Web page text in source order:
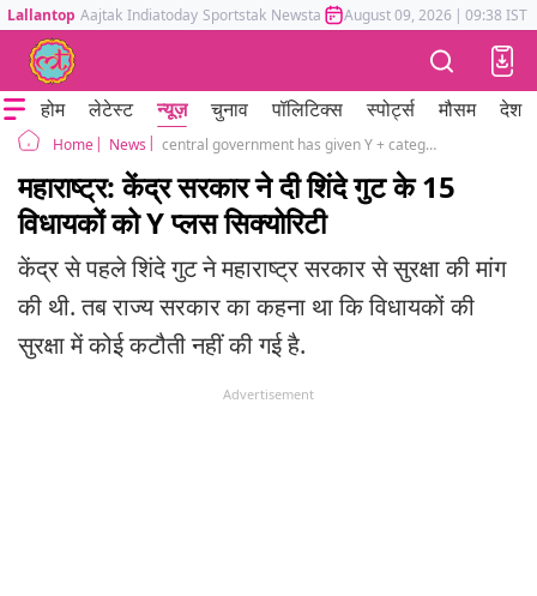
Lallantop Aajtak Indiatoday Sportstak Newstak Mumbai Tak Astrotak
August 09, 2026 | 09:38 IST
होम लेटेस्ट न्यूज़ चुनाव पॉलिटिक्स स्पोर्ट्स मौसम देश
Home News central government has given Y + category security to 15 MLAs of the rebel Mla of Shiv Sena
महाराष्ट्र: केंद्र सरकार ने दी शिंदे गुट के 15
विधायकों को Y प्लस सिक्योरिटी
केंद्र से पहले शिंदे गुट ने महाराष्ट्र सरकार से सुरक्षा की मांग
की थी. तब राज्य सरकार का कहना था कि विधायकों की
सुरक्षा में कोई कटौती नहीं की गई है.
Advertisement